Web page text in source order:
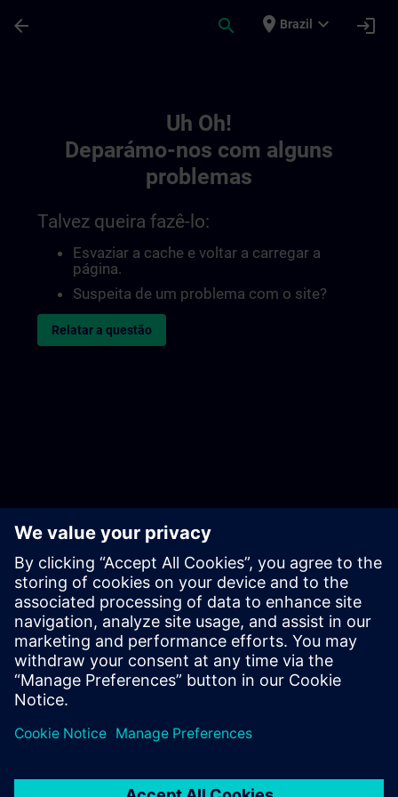
arrow_back search place Brazil expand_more login
Uh Oh!
Deparámo-nos com alguns
problemas
Talvez queira fazê-lo:
Esvaziar a cache e voltar a carregar a
página.
Suspeita de um problema com o site?
Relatar a questão